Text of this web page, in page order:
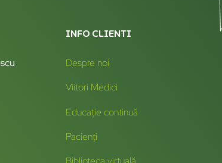
INFO CLIENTI
Despre noi
Viitori Medici
Educație continuă
Pacienți